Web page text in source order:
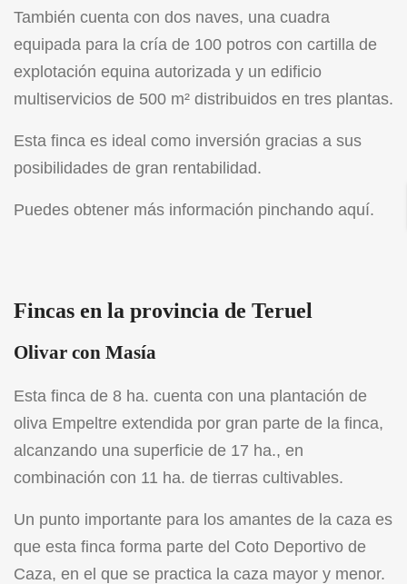
También cuenta con dos naves, una cuadra
equipada para la cría de 100 potros con cartilla de
explotación equina autorizada y un edificio
multiservicios de 500 m² distribuidos en tres plantas.
Esta finca es ideal como inversión gracias a sus
posibilidades de gran rentabilidad.
Puedes obtener más información pinchando aquí.
Fincas en la provincia de Teruel
Olivar con Masía
Esta finca de 8 ha. cuenta con una plantación de
oliva Empeltre extendida por gran parte de la finca,
alcanzando una superficie de 17 ha., en
combinación con 11 ha. de tierras cultivables.
Un punto importante para los amantes de la caza es
que esta finca forma parte del Coto Deportivo de
Caza, en el que se practica la caza mayor y menor.